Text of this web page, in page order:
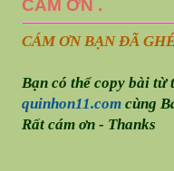
CÁM ƠN .
CÁM ƠN BẠN ĐÃ
Bạn có thể copy bài
quinhon11.comcùng
Rất cám ơn - Thanks